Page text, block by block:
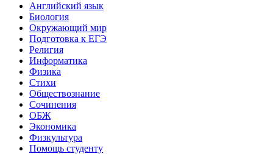
Английский язык
Биология
Окружающий мир
Подготовка к ЕГЭ
Религия
Информатика
Физика
Стихи
Обществознание
Сочинения
ОБЖ
Экономика
Физкультура
Помощь студенту